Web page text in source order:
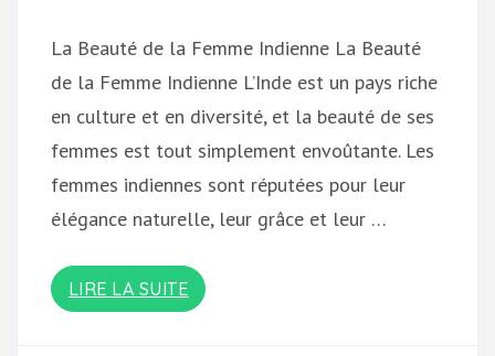
La Beauté de la Femme Indienne La Beauté
de la Femme Indienne L’Inde est un pays riche
en culture et en diversité, et la beauté de ses
femmes est tout simplement envoûtante. Les
femmes indiennes sont réputées pour leur
élégance naturelle, leur grâce et leur …
LIRE LA SUITE